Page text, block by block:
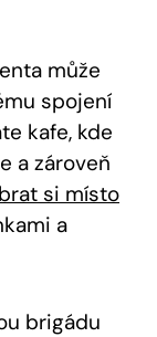
může
spojení
kafe, kde
a zároveň
si místo
a
brigádu